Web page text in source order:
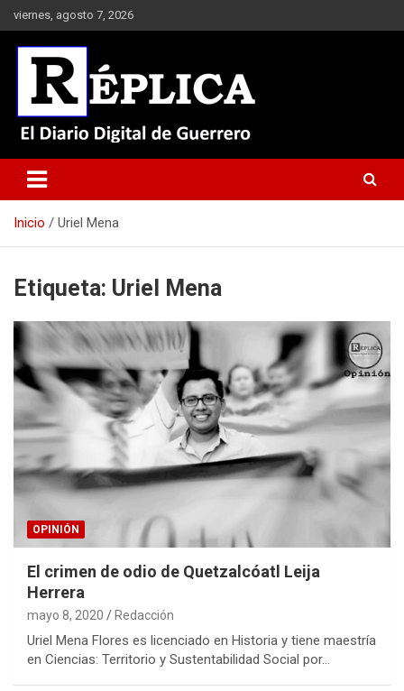
Saltar
al
contenido
viernes, agosto 7, 2026
Réplica
Inicio Uriel Mena
Etiqueta: Uriel Mena
OPINIÓN
El crimen de odio de Quetzalcóatl Leija
Herrera
mayo 8, 2020 Redacción
Uriel Mena Flores es licenciado en Historia y tiene maestría
en Ciencias: Territorio y Sustentabilidad Social por…